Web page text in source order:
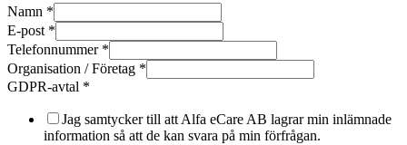
Namn *
E-post *
Telefonnummer *
Organisation / Företag *
GDPR-avtal *
Jag samtycker till att Alfa eCare AB lagrar min inlämnade
information så att de kan svara på min förfrågan.